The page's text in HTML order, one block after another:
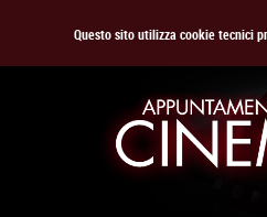
Questo sito utilizza cookie tecnici